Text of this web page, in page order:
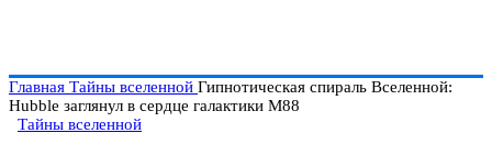
Главная Тайны вселенной Гипнотическая спираль Вселенной:
Hubble заглянул в сердце галактики M88
Тайны вселенной